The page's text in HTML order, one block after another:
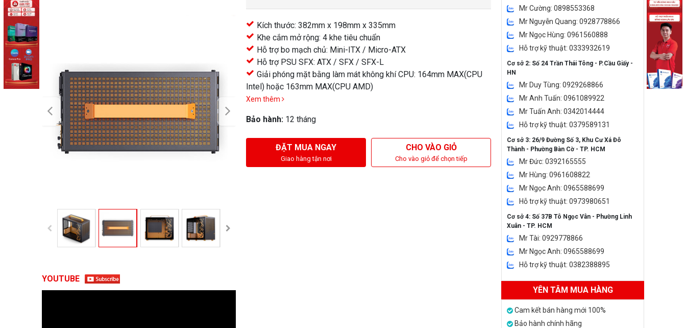
YOUTUBE
Kích thước: 382mm x 198mm x 335mm
Khe cắm mở rộng: 4 khe tiêu chuẩn
Hỗ trợ bo mạch chủ: Mini-ITX / Micro-ATX
Hỗ trợ PSU SFX: ATX / SFX / SFX-L
Giải phóng mặt bằng làm mát không khí CPU: 164mm MAX(CPU
Intel) hoặc 163mm MAX(CPU AMD)
Xem thêm
Bảo hành: 12 tháng
ĐẶT MUA NGAY
Giao hàng tận nơi
CHO VÀO GIỎ
Cho vào giỏ để chọn tiếp
Mr Cường: 0898553368
Mr Nguyễn Quang: 0928778866
Mr Ngọc Hùng: 0961560888
Hỗ trợ kỹ thuật: 0333932619
Cơ sở 2: Số 24 Trần Thái Tông - P.Cầu Giấy -
HN
Mr Duy Tùng: 0929268866
Mr Anh Tuấn: 0961089922
Mr Tuấn Anh: 0342014444
Hỗ trợ kỹ thuật: 0379589131
Cơ sở 3: 26/9 Đường Số 3, Khu Cư Xá Đô
Thành - Phường Bàn Cờ - TP. HCM
Mr Đức: 0392165555
Mr Hùng: 0961608822
Mr Ngọc Anh: 0965588699
Hỗ trợ kỹ thuật: 0973980651
Cơ sở 4: Số 37B Tô Ngọc Vân - Phường Linh
Xuân - TP. HCM
Mr Tài: 0929778866
Mr Ngọc Anh: 0965588699
Hỗ trợ kỹ thuật: 0382388895
YÊN TÂM MUA HÀNG
Cam kết bán hàng mới 100%
Bảo hành chính hãng